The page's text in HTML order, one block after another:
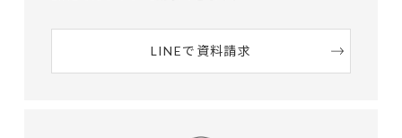
LINEで資料請求